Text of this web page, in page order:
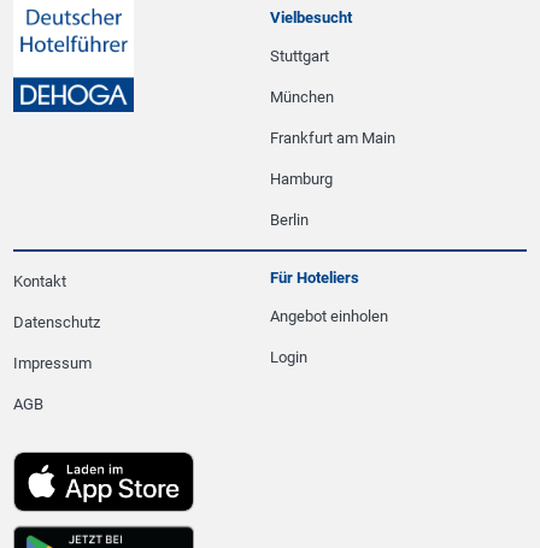
Vielbesucht
Stuttgart
München
Frankfurt am Main
Hamburg
Berlin
Kontakt
Datenschutz
Impressum
AGB
Für Hoteliers
Angebot einholen
Login